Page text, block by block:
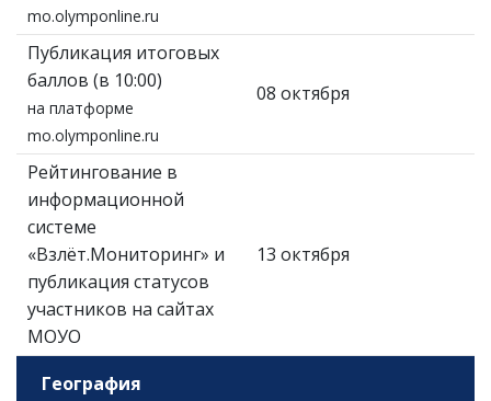
mo.olymponline.ru
Публикация итоговых
баллов (в 10:00)
на платформе
mo.olymponline.ru
08 октября
Рейтингование в
информационной
системе
«Взлёт.Мониторинг» и
публикация статусов
участников на сайтах
МОУО
13 октября
География